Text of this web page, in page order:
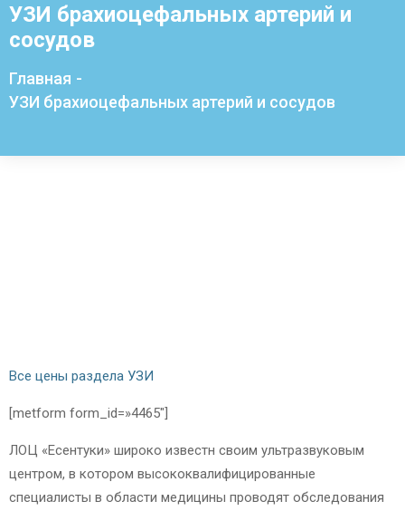
УЗИ брахиоцефальных артерий и
сосудов
Главная -
УЗИ брахиоцефальных артерий и сосудов
Все цены раздела УЗИ
[metform form_id=»4465″]
ЛОЦ «Есентуки» широко известн своим ультразвуковым
центром, в котором высококвалифицированные
специалисты в области медицины проводят обследования